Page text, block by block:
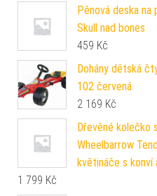
Pěnová deska na
Skull nad bones
459 Kč
Dohány dětská
102 červená
2 169 Kč
Dřevěné kolečko
Wheelbarrow
květináče s konví
1 799 Kč